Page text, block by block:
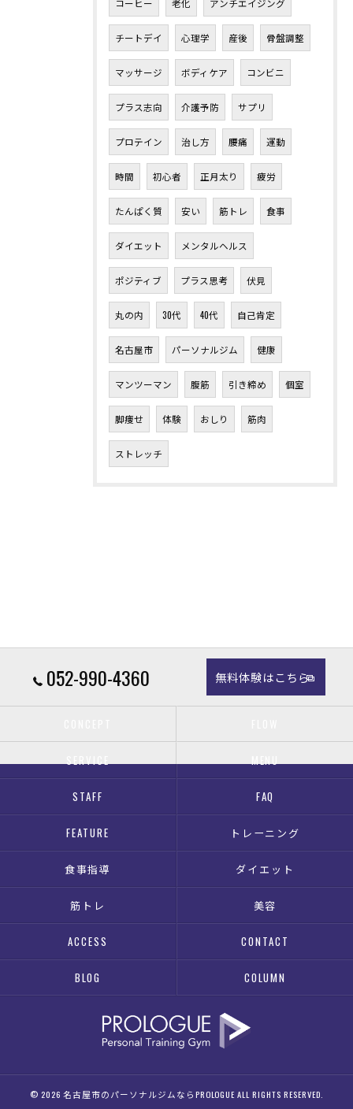
チートデイ 心理学 産後 骨盤調整
マッサージ ボディケア コンビニ
プラス志向 介護予防 サプリ
プロテイン 治し方 腰痛 運動
時間 初心者 正月太り 疲労
たんぱく質 安い 筋トレ 食事
ダイエット メンタルヘルス
ポジティブ プラス思考 伏見
丸の内 30代 40代 自己肯定
名古屋市 パーソナルジム 健康
マンツーマン 腹筋 引き締め 個室
脚痩せ 体験 おしり 筋肉
ストレッチ
052-990-4360 無料体験はこちら
SERVICE MENU
STAFF FAQ
FEATURE トレーニング
食事指導 ダイエット
筋トレ 美容
ACCESS CONTACT
BLOG COLUMN
© 2026 名古屋市のパーソナルジムならPROLOGUE ALL RIGHTS RESERVED.